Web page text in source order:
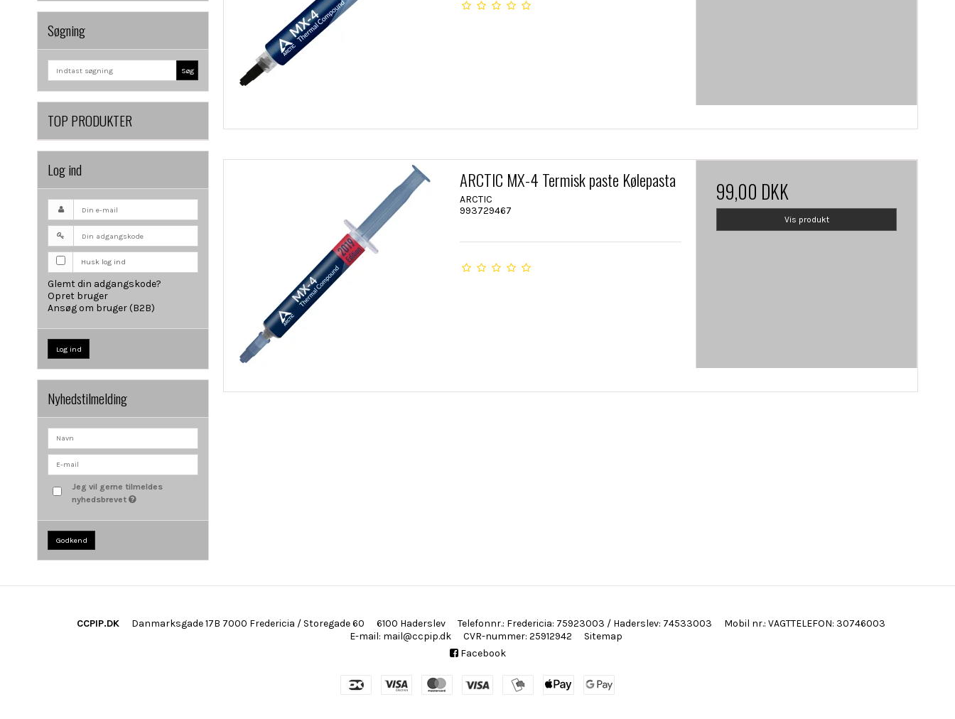
Søgning
Søg
TOP PRODUKTER
Log ind
Husk log ind
Glemt din adgangskode?
Opret bruger
Ansøg om bruger (B2B)
Log ind
Nyhedstilmelding
Jeg vil gerne tilmeldes
nyhedsbrevet
Godkend
ARCTIC MX-4 Termisk paste Kølepasta
ARCTIC
993729467
99,00 DKK
Vis produkt
CCPIP.DK Danmarksgade 17B 7000 Fredericia / Storegade 60 6100 Haderslev Telefonnr.: Fredericia: 75923003 / Haderslev: 74533003 Mobil nr.: VAGTTELEFON: 30746003
E-mail: mail@ccpip.dk CVR-nummer: 25912942
Sitemap
Facebook